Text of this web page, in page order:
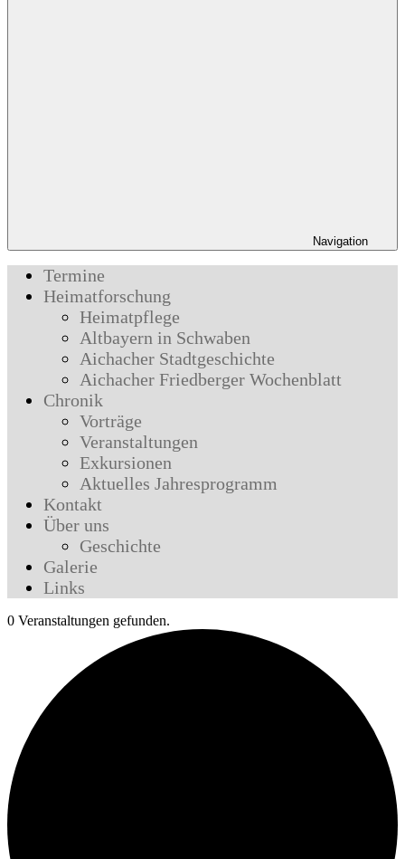
Navigation
Termine
Heimatforschung
Heimatpflege
Altbayern in Schwaben
Aichacher Stadtgeschichte
Aichacher Friedberger Wochenblatt
Chronik
Vorträge
Veranstaltungen
Exkursionen
Aktuelles Jahresprogramm
Kontakt
Über uns
Geschichte
Galerie
Links
0 Veranstaltungen gefunden.